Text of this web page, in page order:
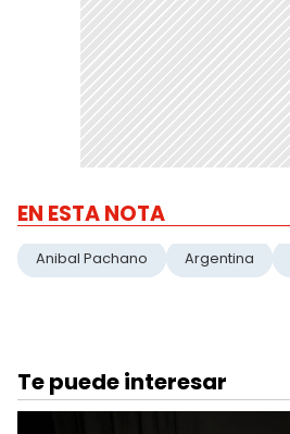
EN ESTA NOTA
Anibal Pachano Argentina